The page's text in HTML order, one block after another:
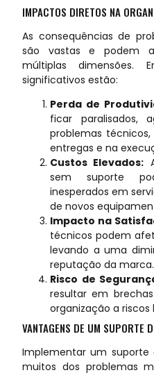
IMPACTOS DIRETOS NA
As consequências de
são vastas e podem
múltiplas dimensões.
significativos estão:
Perda de
ficar paralisados,
problemas
entregas e na
Custos Elevados:
sem suporte
inesperados em
de novos
Impacto na
técnicos podem
levando a uma
reputação da marca.
Risco de
resultar em
organização a riscos
VANTAGENS DE UM SUPORTE
Implementar um
muitos dos problemas